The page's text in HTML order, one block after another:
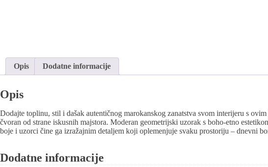
Opis Dodatne informacije
Opis
Dodajte toplinu, stil i dašak autentičnog marokanskog zanatstva svom interijeru s
čvoran od strane iskusnih majstora. Moderan geometrijski uzorak s boho-etno
boje i uzorci čine ga izražajnim detaljem koji oplemenjuje svaku prostoriju – dnevni
Dodatne informacije